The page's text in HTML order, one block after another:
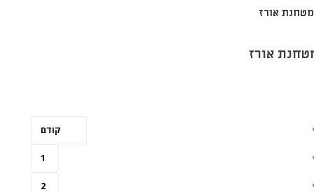
אורז
קודם
1
2